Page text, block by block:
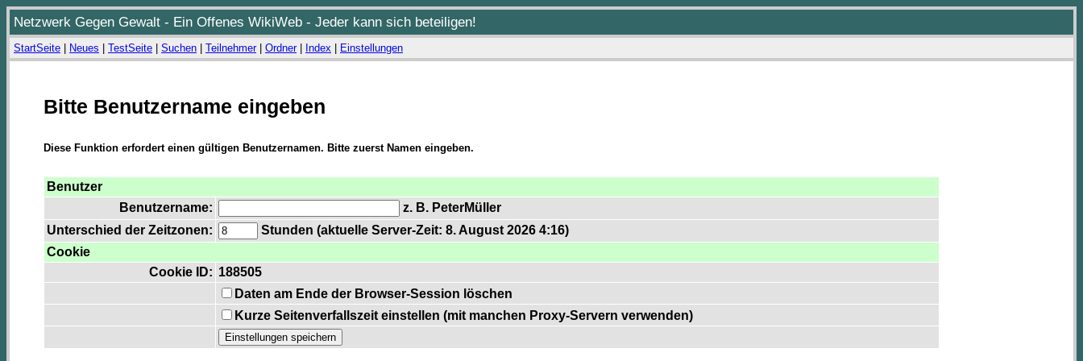
Netzwerk Gegen Gewalt - Ein Offenes WikiWeb - Jeder kann sich beteiligen!
StartSeite Neues TestSeite Suchen Teilnehmer| Ordner| Index Einstellungen
Bitte Benutzername eingeben
Diese Funktion erfordert einen gültigen Benutzernamen. Bitte zuerst Namen eingeben.
Benutzer
Benutzername:
z. B. PeterMüller
Unterschied der Zeitzonen:
Stunden (aktuelle Server-Zeit: 8. August 2026 4:16)
Cookie
Cookie ID: 188505
Daten am Ende der Browser-Session löschen
Kurze Seitenverfallszeit einstellen (mit manchen Proxy-Servern verwenden)